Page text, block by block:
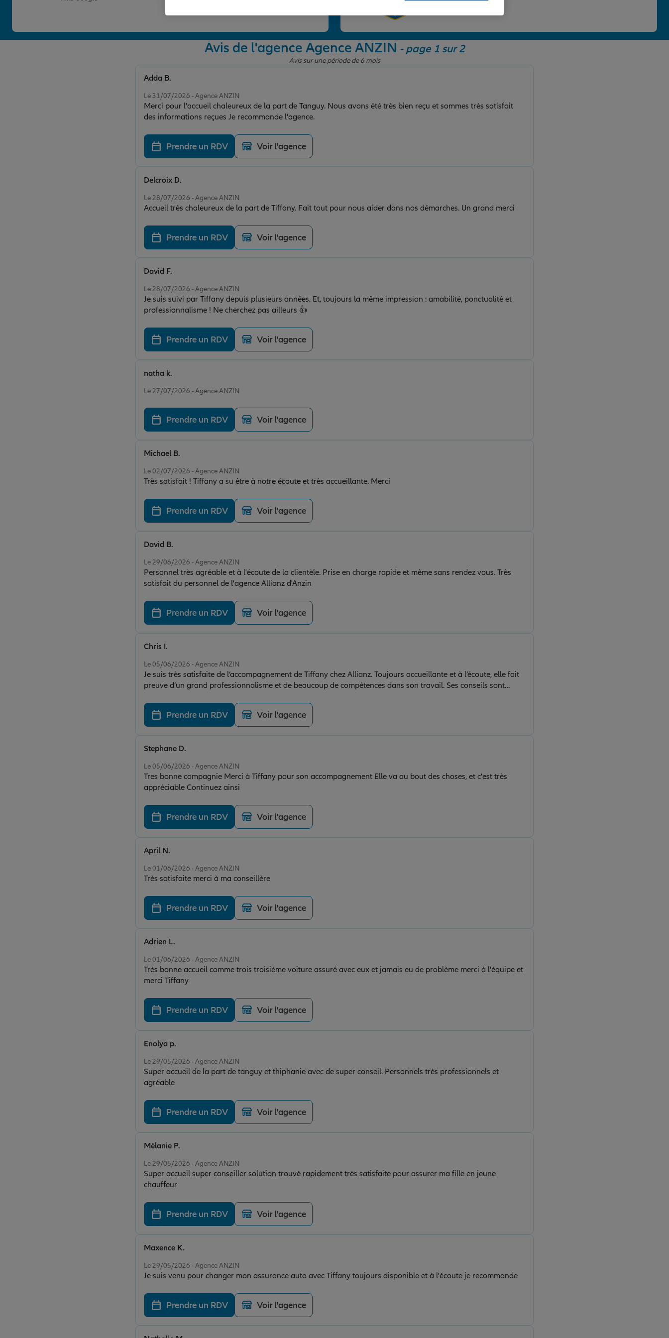
Avis de l'agence Agence ANZIN - page 1 sur 2
Avis sur une période de 6 mois
Le 31/07/2026 - Agence ANZIN
Merci pour l'accueil chaleureux de la part de Tanguy. Nous avons été très bien reçu et sommes très satisfait
des informations reçues Je recommande l'agence.
Adda B.
Prendre un RDV Voir l'agence
Le 28/07/2026 - Agence ANZIN
Accueil très chaleureux de la part de Tiffany. Fait tout pour nous aider dans nos démarches. Un grand merci
Delcroix D.
Prendre un RDV Voir l'agence
Le 28/07/2026 - Agence ANZIN
Je suis suivi par Tiffany depuis plusieurs années. Et, toujours la même impression : amabilité, ponctualité et
professionnalisme ! Ne cherchez pas ailleurs 👍
David F.
Prendre un RDV Voir l'agence
Le 27/07/2026 - Agence ANZIN
natha k.
Prendre un RDV Voir l'agence
Le 02/07/2026 - Agence ANZIN
Très satisfait ! Tiffany a su être à notre écoute et très accueillante. Merci
Michael B.
Prendre un RDV Voir l'agence
Le 29/06/2026 - Agence ANZIN
Personnel très agréable et à l'écoute de la clientèle. Prise en charge rapide et même sans rendez vous. Très
satisfait du personnel de l'agence Allianz d'Anzin
David B.
Prendre un RDV Voir l'agence
Le 05/06/2026 - Agence ANZIN
Je suis très satisfaite de l’accompagnement de Tiffany chez Allianz. Toujours accueillante et à l’écoute, elle fait
preuve d’un grand professionnalisme et de beaucoup de compétences dans son travail. Ses conseils sont
d’être accompagnée par une personne aussi aimable, réactive et investie. Je recommande vivement !
Chris I.
Prendre un RDV Voir l'agence
Le 05/06/2026 - Agence ANZIN
Tres bonne compagnie Merci à Tiffany pour son accompagnement Elle va au bout des choses, et c'est très
appréciable Continuez ainsi
Stephane D.
Prendre un RDV Voir l'agence
Le 01/06/2026 - Agence ANZIN
Très satisfaite merci à ma conseillère
April N.
Prendre un RDV Voir l'agence
Le 01/06/2026 - Agence ANZIN
Très bonne accueil comme trois troisième voiture assuré avec eux et jamais eu de problème merci à l'équipe et
merci Tiffany
Adrien L.
Prendre un RDV Voir l'agence
Le 29/05/2026 - Agence ANZIN
Super accueil de la part de tanguy et thiphanie avec de super conseil. Personnels très professionnels et
agréable
Enolya p.
Prendre un RDV Voir l'agence
Le 29/05/2026 - Agence ANZIN
Super accueil super conseiller solution trouvé rapidement très satisfaite pour assurer ma fille en jeune
chauffeur
Mélanie P.
Prendre un RDV Voir l'agence
Le 29/05/2026 - Agence ANZIN
Je suis venu pour changer mon assurance auto avec Tiffany toujours disponible et à l'écoute je recommande
Maxence K.
Prendre un RDV Voir l'agence